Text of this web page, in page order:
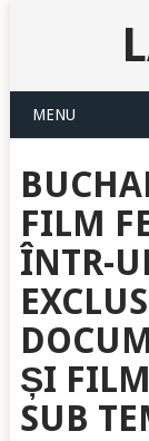
MENU
FILM
ÎNTR-
ȘI
SUB